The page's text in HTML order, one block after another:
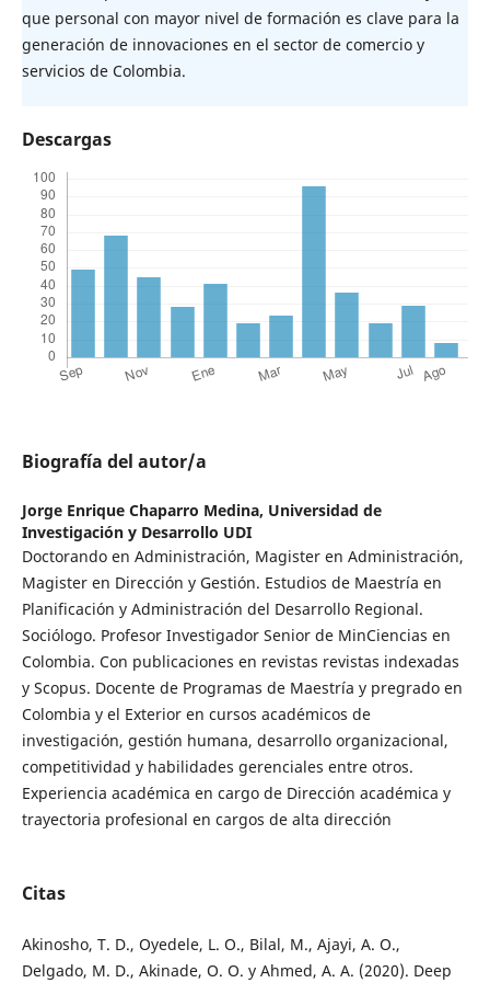
que personal con mayor nivel de formación es clave para la
generación de innovaciones en el sector de comercio y
servicios de Colombia.
Descargas
Biografía del autor/a
Jorge Enrique Chaparro Medina, Universidad de
Investigación y Desarrollo UDI
Doctorando en Administración, Magister en Administración,
Magister en Dirección y Gestión. Estudios de Maestría en
Planificación y Administración del Desarrollo Regional.
Sociólogo. Profesor Investigador Senior de MinCiencias en
Colombia. Con publicaciones en revistas revistas indexadas
y Scopus. Docente de Programas de Maestría y pregrado en
Colombia y el Exterior en cursos académicos de
investigación, gestión humana, desarrollo organizacional,
competitividad y habilidades gerenciales entre otros.
Experiencia académica en cargo de Dirección académica y
trayectoria profesional en cargos de alta dirección
Citas
Akinosho, T. D., Oyedele, L. O., Bilal, M., Ajayi, A. O.,
Delgado, M. D., Akinade, O. O. y Ahmed, A. A. (2020). Deep